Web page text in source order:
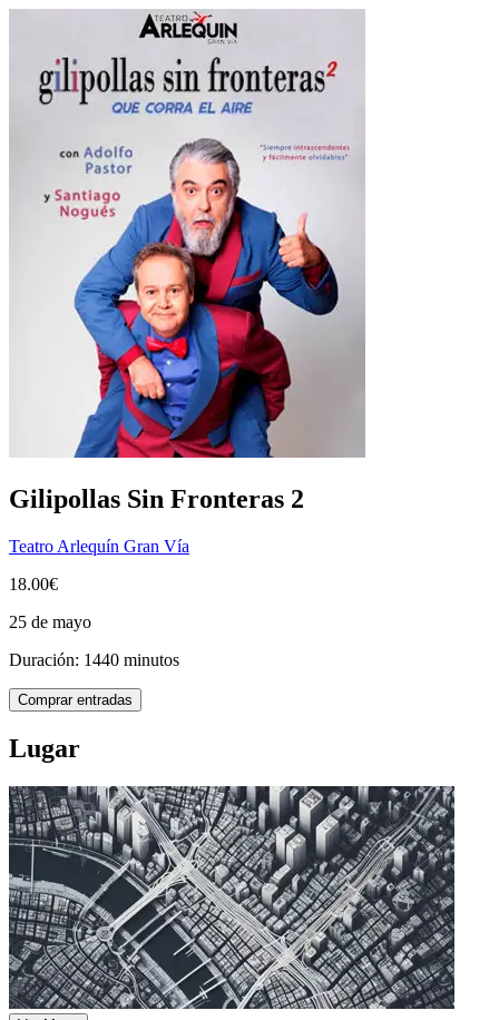
Gilipollas Sin Fronteras 2
Teatro Arlequín Gran Vía
18.00€
25 de mayo
Duración: 1440 minutos
Comprar entradas
Lugar